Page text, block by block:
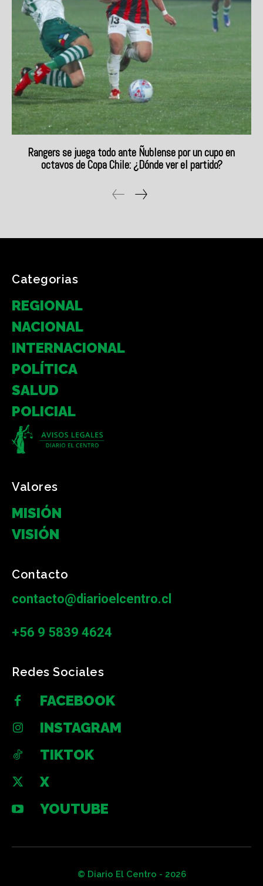
Categorias
REGIONAL
NACIONAL
INTERNACIONAL
POLÍTICA
SALUD
POLICIAL
Valores
MISIÓN
VISIÓN
Contacto
contacto@diarioelcentro.cl
+56 9 5839 4624
Redes Sociales
FACEBOOK
INSTAGRAM
TIKTOK
X
YOUTUBE
© Diario El Centro - 2026